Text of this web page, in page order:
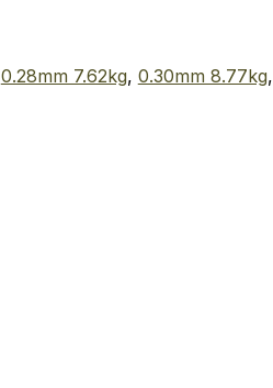
0.28mm 7.62kg, 0.30mm 8.77kg,